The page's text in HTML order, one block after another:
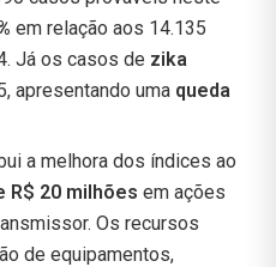
em relação aos 14.135
Já os casos de zika
apresentando uma queda
a melhora dos índices ao
R$ 20 milhões em ações
Os recursos
de equipamentos,